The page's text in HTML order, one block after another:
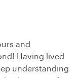
and
Having lived
understanding